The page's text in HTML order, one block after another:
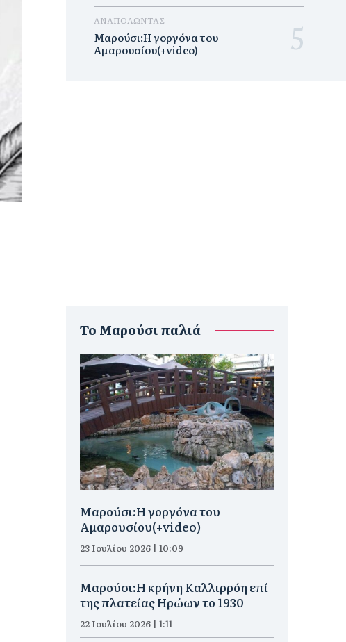
ΑΝΑΠΟΛΩΝΤΑΣ
Μαρούσι:H γοργόνα του
Αμαρουσίου(+video)
To Μαρούσι παλιά
Μαρούσι:H γοργόνα του
Αμαρουσίου(+video)
23 Ιουλίου 2026 | 10:09
Μαρούσι:Η κρήνη Καλλιρρόη επί
της πλατείας Ηρώων το 1930
22 Ιουλίου 2026 | 1:11